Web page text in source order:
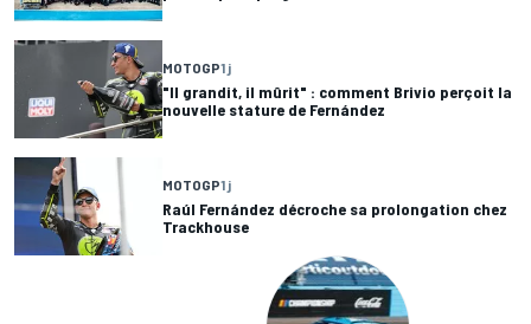
MOTOGP1 j
"Il grandit, il mûrit" : comment Brivio perçoit la
nouvelle stature de Fernández
MOTOGP1 j
Raúl Fernández décroche sa prolongation chez
Trackhouse